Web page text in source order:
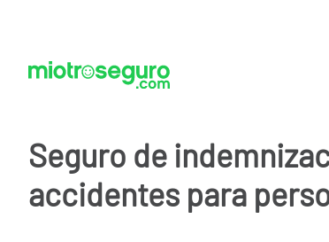
Seguro de
accidentes para